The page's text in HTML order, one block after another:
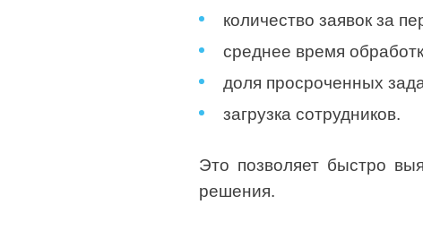
количество заявок за
среднее время
доля просроченных
загрузка сотрудников.
Это позволяет быстро
решения.